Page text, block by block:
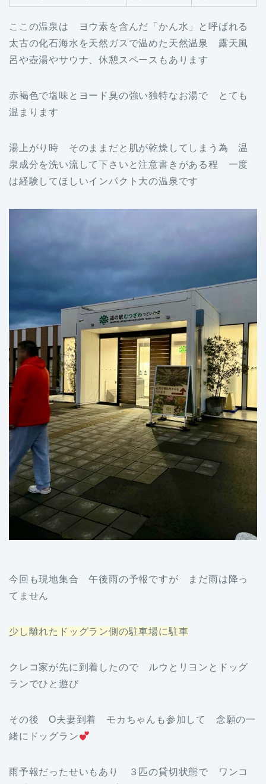
ここの温泉は ヨウ素を含んだ「かん水」と呼ばれる
太古の化石海水を天然ガスで温めた天然温泉 露天風
呂や壺湯やサウナ、休憩スペースもあります
赤褐色で塩味とヨード臭の強い独特なお湯で とても
温まります
湯上がり時 そのままだと肌が乾燥してしまう為 温
泉成分を洗い流して下さいと注意書きがある程 一度
は経験してほしいインパクト大の温泉です
今回も現地集合 午後雨の予報ですが まだ雨は降っ
てません
少し離れたドッグラン側の駐車場に駐車
クレコ家が先に到着したので ルウとリヨンとドッグ
ランでひと遊び
その後 O夫妻到着 モカちゃんも参加して 念願の一
緒にドッグラン
雨予報だったせいもあり ３匹の貸切状態で ワンコ